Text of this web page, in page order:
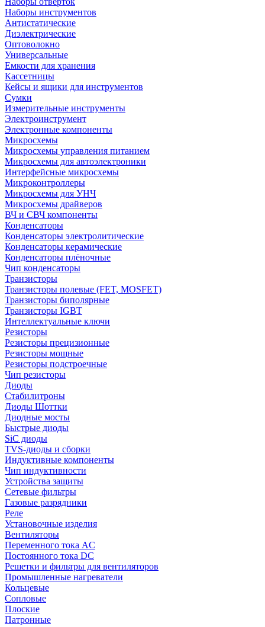
Наборы инструментов
Антистатические
Диэлектрические
Оптоволокно
Универсальные
Емкости для хранения
Кассетницы
Кейсы и ящики для инструментов
Сумки
Измерительные инструменты
Электроинструмент
Электронные компоненты
Микросхемы
Микросхемы управления питанием
Микросхемы для автоэлектроники
Интерфейсные микросхемы
Микроконтроллеры
Микросхемы для УНЧ
Микросхемы драйверов
ВЧ и СВЧ компоненты
Конденсаторы
Конденсаторы электролитические
Конденсаторы керамические
Конденсаторы плёночные
Чип конденсаторы
Транзисторы
Транзисторы полевые (FET, MOSFET)
Транзисторы биполярные
Транзисторы IGBT
Интеллектуальные ключи
Резисторы
Резисторы прецизионные
Резисторы мощные
Резисторы подстроечные
Чип резисторы
Диоды
Стабилитроны
Диоды Шоттки
Диодные мосты
Быстрые диоды
SiC диоды
TVS-диоды и сборки
Индуктивные компоненты
Чип индуктивности
Устройства защиты
Сетевые фильтры
Газовые разрядники
Реле
Установочные изделия
Вентиляторы
Переменного тока AC
Постоянного тока DC
Решетки и фильтры для вентиляторов
Промышленные нагреватели
Кольцевые
Сопловые
Плоские
Патронные